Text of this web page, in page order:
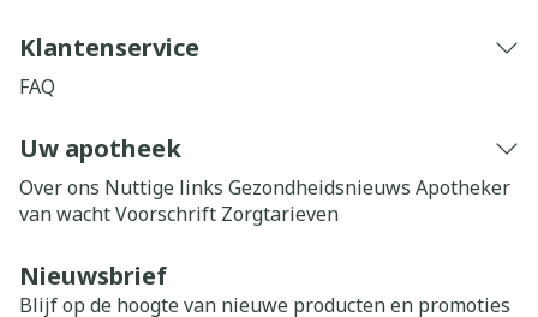
Klantenservice
FAQ
Uw apotheek
Over ons Nuttige links Gezondheidsnieuws Apotheker
van wachtVoorschrift Zorgtarieven
Nieuwsbrief
Blijf op de hoogte van nieuwe producten en promoties